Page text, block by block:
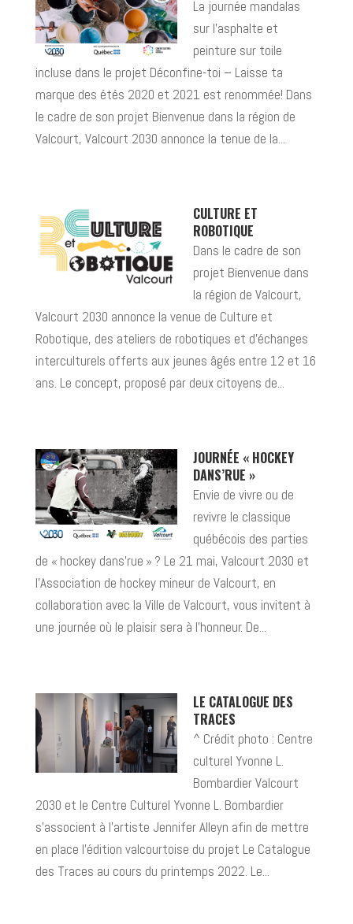
La journée mandalas
sur l’asphalte et
peinture sur toile
incluse dans le projet Déconfine-toi – Laisse ta
marque des étés 2020 et 2021 est renommée! Dans
le cadre de son projet Bienvenue dans la région de
Valcourt, Valcourt 2030 annonce la tenue de la...
CULTURE ET
ROBOTIQUE
Dans le cadre de son
projet Bienvenue dans
la région de Valcourt,
Valcourt 2030 annonce la venue de Culture et
Robotique, des ateliers de robotiques et d’échanges
interculturels offerts aux jeunes âgés entre 12 et 16
ans. Le concept, proposé par deux citoyens de...
JOURNÉE « HOCKEY
DANS’RUE »
Envie de vivre ou de
revivre le classique
québécois des parties
de « hockey dans’rue » ? Le 21 mai, Valcourt 2030 et
l’Association de hockey mineur de Valcourt, en
collaboration avec la Ville de Valcourt, vous invitent à
une journée où le plaisir sera à l’honneur. De...
LE CATALOGUE DES
TRACES
^ Crédit photo : Centre
culturel Yvonne L.
Bombardier Valcourt
2030 et le Centre Culturel Yvonne L. Bombardier
s’associent à l’artiste Jennifer Alleyn afin de mettre
en place l’édition valcourtoise du projet Le Catalogue
des Traces au cours du printemps 2022. Le...